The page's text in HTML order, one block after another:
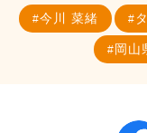
今川 菜緒
岡山